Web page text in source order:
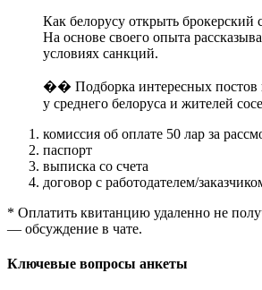
Как белорусу открыть брокерский
На основе своего опыта
условиях санкций.
�� Подборка интересных постов
у среднего белоруса и жителей
комиссия об оплате 50 лар за
паспорт
выписка со счета
договор с работодателем/
* Оплатить квитанцию удаленно не
— обсуждение в чате.
Ключевые вопросы анкеты